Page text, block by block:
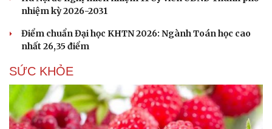
nhiệm kỳ 2026-2031
Điểm chuẩn Đại học KHTN 2026: Ngành Toán học cao
nhất 26,35 điểm
SỨC KHỎE